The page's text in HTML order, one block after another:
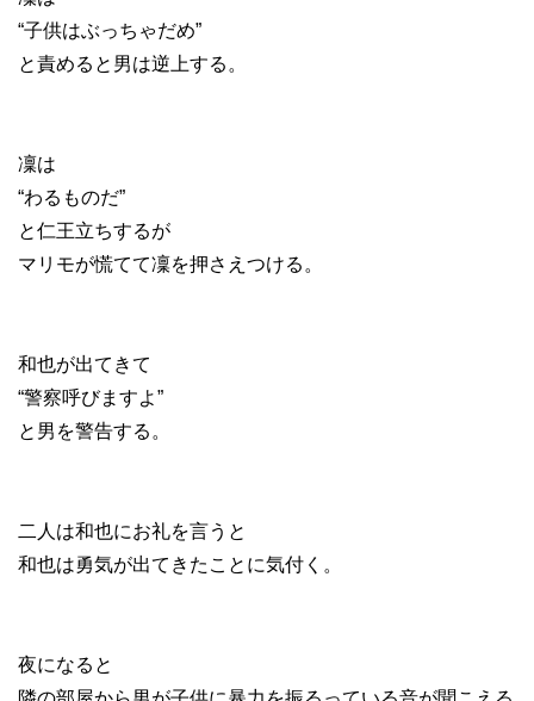
“子供はぶっちゃだめ”
と責めると男は逆上する。
凜は
“わるものだ”
と仁王立ちするが
マリモが慌てて凜を押さえつける。
和也が出てきて
“警察呼びますよ”
と男を警告する。
二人は和也にお礼を言うと
和也は勇気が出てきたことに気付く。
夜になると